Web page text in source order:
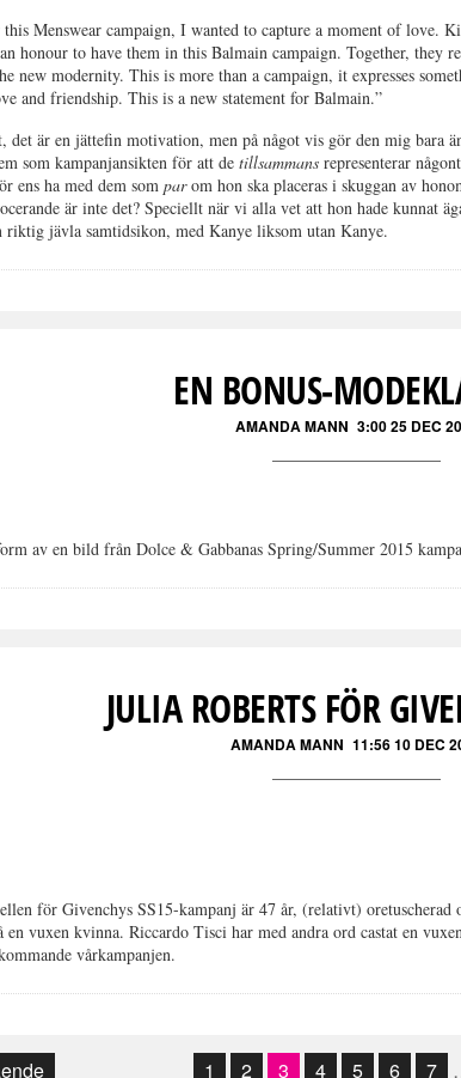
this Menswear campaign, I wanted to capture a moment of love.
honour to have them in this Balmain campaign. Together, they
new modernity. This is more than a campaign, it expresses
and friendship. This is a new statement for Balmain.”
det är en jättefin motivation, men på något vis gör den mig bara
som kampanjansikten för att detillsammansrepresenterar
ens ha med dem somparom hon ska placeras i skuggan av
är inte det? Speciellt när vi alla vet att hon hade kunnat
riktig jävla samtidsikon, med Kanye liksom utan Kanye.
EN BONUS-
AMANDA MANN 3:00 25 DEC
av en bild från Dolce & Gabbanas Spring/Summer 2015
JULIA ROBERTS FÖR
AMANDA MANN 11:56 10 DEC
för Givenchys SS15-kampanj är 47 år, (relativt)
en vuxen kvinna. Riccardo Tisci har med andra ord castat en
vårkampanjen.
1 2 3 4 5 6 7